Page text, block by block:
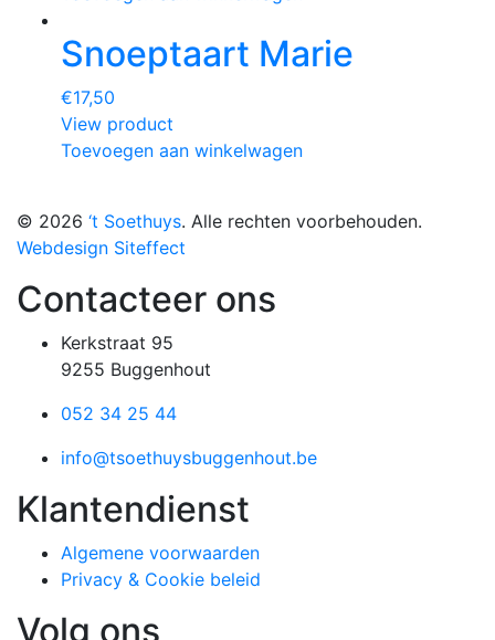
Snoeptaart Marie
€17,50
View product
Toevoegen aan winkelwagen
© 2026 ‘t Soethuys. Alle rechten voorbehouden.
Webdesign Siteffect
Contacteer ons
Kerkstraat 95
9255 Buggenhout
052 34 25 44
info@tsoethuysbuggenhout.be
Klantendienst
Algemene voorwaarden
Privacy & Cookie beleid
Volg ons